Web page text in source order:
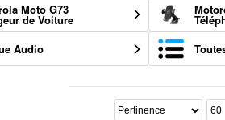
Moto G73
de Voiture
Audio